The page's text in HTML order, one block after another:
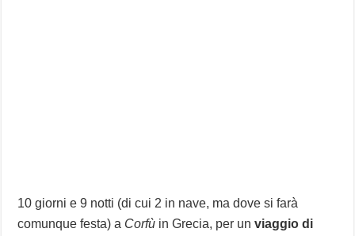
10 giorni e 9 notti (di cui 2 in nave, ma dove si farà
comunque festa) a Corfù in Grecia, per unviaggio di